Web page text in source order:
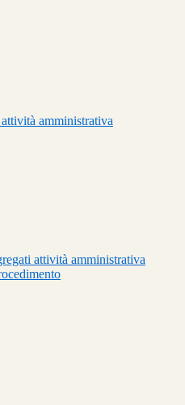
amministrativa
attività amministrativa